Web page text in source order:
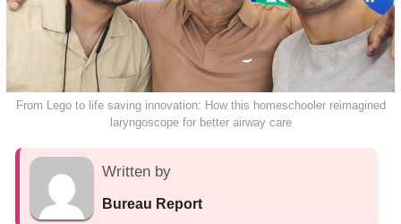
From Lego to life saving innovation: How this homeschooler reimagined
laryngoscope for better airway care
Written by
Bureau Report